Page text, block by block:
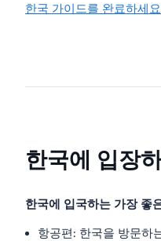
한국 가이드를 완료하세요
한국에 입장
한국에 입국하는 가장 좋
항공편: 한국을 방문하